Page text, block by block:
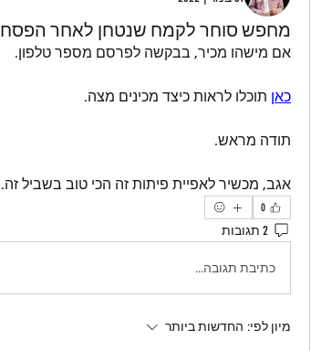
מחפש סוחר לקמח שנטחן לאחר הפסח
אם מישהו מכיר, בבקשה לפרסם מספר טלפון.
כאן תוכלו לראות כיצד מכינים מצה.
תודה מראש.
אגב, מכשיר לאפיית פיתות זה הכי טוב בשביל זה.
0
2 תגובות
כתיבת תגובה...
מיון לפי: החדשות ביותר